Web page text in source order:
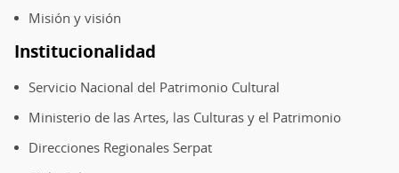
Misión y visión
Institucionalidad
Servicio Nacional del Patrimonio Cultural
Ministerio de las Artes, las Culturas y el Patrimonio
Direcciones Regionales Serpat